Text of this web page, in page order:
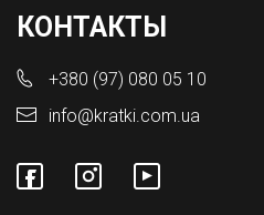
КОНТАКТЫ
+380 (97) 080 05 10
info@kratki.com.ua